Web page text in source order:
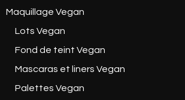
Maquillage Vegan
Lots Vegan
Fond de teint Vegan
Mascaras et liners Vegan
Palettes Vegan